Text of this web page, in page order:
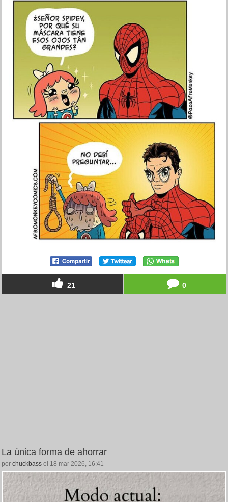
21 0
La única forma de ahorrar
por chuckbass el 18 mar 2026, 16:41